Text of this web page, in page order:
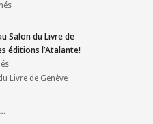
Salon du Livre de
éditions l’Atalante!
Livre de Genève